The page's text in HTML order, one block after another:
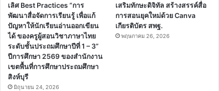
เลิศ Best Practices “การ
พัฒนาสื่อจัดการเรียนรู้ เพื่อแก้
ปัญหาให้นักเรียนอ่านออกเขียน
ได้ ของครูผู้สอนวิชาภาษาไทย
ระดับชั้นประถมศึกษาปีที่ 1 – 3”
ปีการศึกษา 2569 ของสำนักงาน
เขตพื้นที่การศึกษาประถมศึกษา
สิงห์บุรี
มิถุนายน 24, 2026
เสริมทักษะดิจิทัล สร้างสรรค์สื่อ
การสอนยุคใหม่ด้วย Canva
เกียรติบัตร สพฐ.
พฤษภาคม 26, 2026